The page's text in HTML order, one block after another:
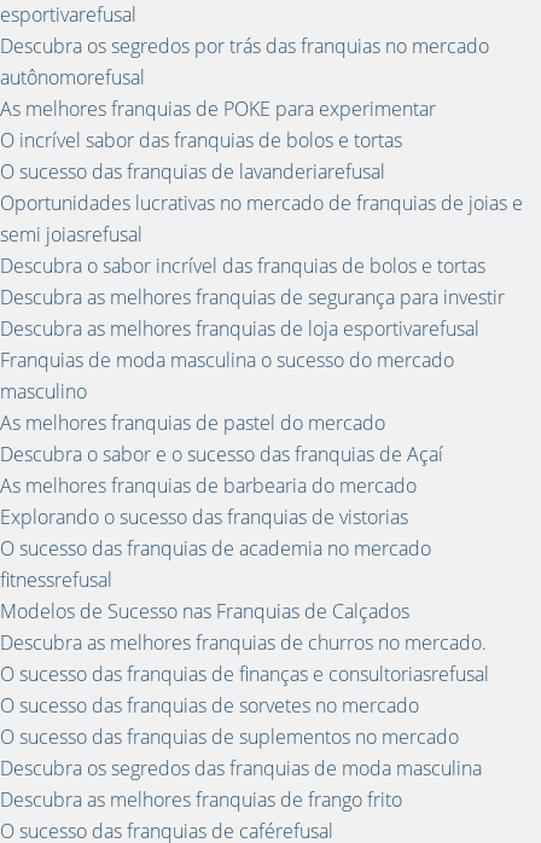
esportivarefusal
Descubra os segredos por trás das franquias no mercado
autônomorefusal
As melhores franquias de POKE para experimentar
O incrível sabor das franquias de bolos e tortas
O sucesso das franquias de lavanderiarefusal
Oportunidades lucrativas no mercado de franquias de joias e
semi joiasrefusal
Descubra o sabor incrível das franquias de bolos e tortas
Descubra as melhores franquias de segurança para investir
Descubra as melhores franquias de loja esportivarefusal
Franquias de moda masculina o sucesso do mercado
masculino
As melhores franquias de pastel do mercado
Descubra o sabor e o sucesso das franquias de Açaí
As melhores franquias de barbearia do mercado
Explorando o sucesso das franquias de vistorias
O sucesso das franquias de academia no mercado
fitnessrefusal
Modelos de Sucesso nas Franquias de Calçados
Descubra as melhores franquias de churros no mercado.
O sucesso das franquias de finanças e consultoriasrefusal
O sucesso das franquias de sorvetes no mercado
O sucesso das franquias de suplementos no mercado
Descubra os segredos das franquias de moda masculina
Descubra as melhores franquias de frango frito
O sucesso das franquias de caférefusal